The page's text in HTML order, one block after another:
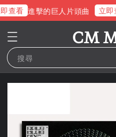
查看 進擊的巨人片頭曲 立即
CM
搜尋